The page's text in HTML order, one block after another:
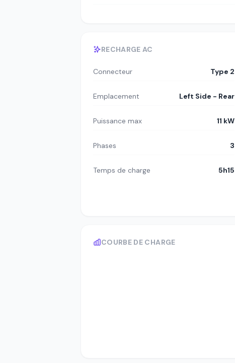
RECHARGE AC
Connecteur Type 2
Emplacement Left Side - Rear
Puissance max 11 kW
Phases 3
Temps de charge 5h15
COURBE DE CHARGE